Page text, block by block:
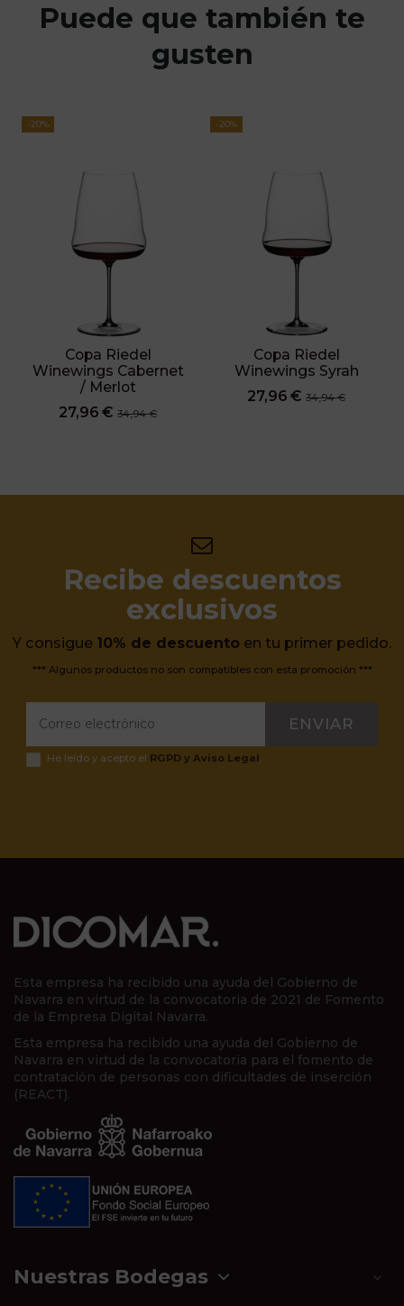
Puede que también te
gusten
-20%
Copa Riedel
Winewings Cabernet
/ Merlot
27,96 € 34,94 €
-20%
Copa Riedel
Winewings Syrah
27,96 € 34,94 €
Recibe descuentos
exclusivos
Y consigue 10% de descuento en tu primer pedido.
*** Algunos productos no son compatibles con esta promoción ***
ENVIAR
He leído y acepto el RGPD y Aviso Legal
Esta empresa ha recibido una ayuda del Gobierno de
Navarra en virtud de la convocatoria de 2021 de Fomento
de la Empresa Digital Navarra.
Esta empresa ha recibido una ayuda del Gobierno de
Navarra en virtud de la convocatoria para el fomento de
contratación de personas con dificultades de inserción
(REACT).
Nuestras Bodegas